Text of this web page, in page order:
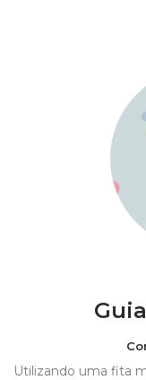
Utilizando uma fita